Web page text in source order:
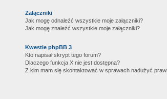
Załączniki
Jak mogę odnaleźć wszystkie moje załączniki?
Jak mogę znaleźć wszystkie moje załączniki?
Kwestie phpBB 3
Kto napisał skrypt tego forum?
Dlaczego funkcja X nie jest dostępna?
Z kim mam się skontaktować w sprawach nadużyć